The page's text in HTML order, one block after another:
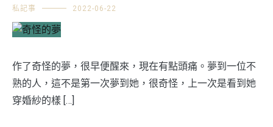
私記事 2022-06-22
作了奇怪的夢，很早便醒來，現在有點頭痛。夢到一位不
熟的人，這不是第一次夢到她，很奇怪，上一次是看到她
穿婚紗的樣 […]